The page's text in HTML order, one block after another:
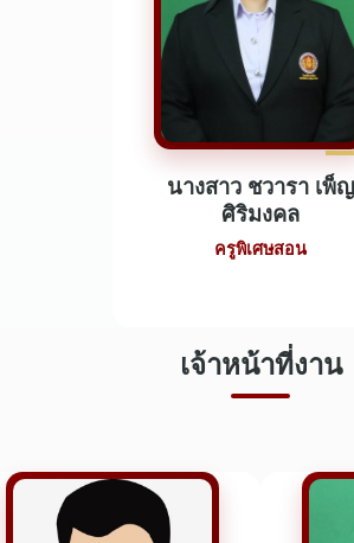
นางสาว ชวารา เพ็ญ
ศิริมงคล
ครูพิเศษสอน
เจ้าหน้าที่งาน